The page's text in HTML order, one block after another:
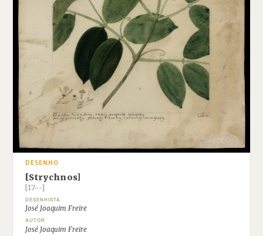
DESENHO
[Strychnos]
[17--]
DESENHISTA
José Joaquim Freire
AUTOR
José Joaquim Freire